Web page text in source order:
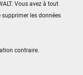
contraire.
Vous avez à tout
les données